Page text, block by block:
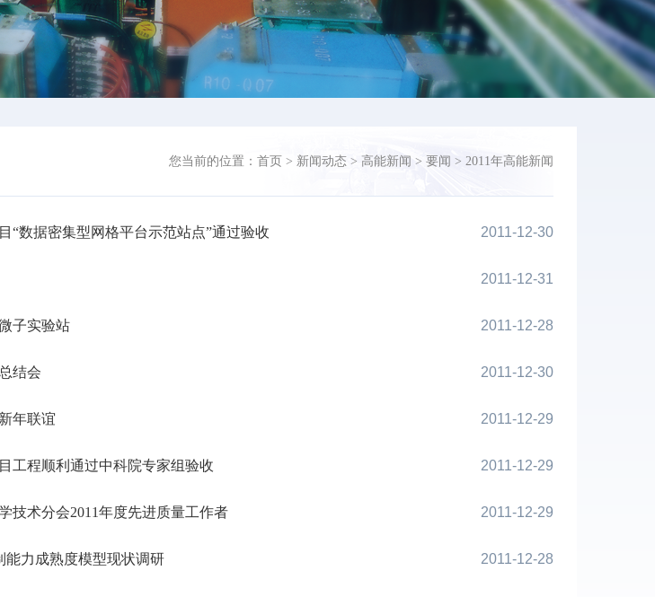
您当前的位置： 首页 > 新闻动态 > 高能新闻 > 要闻 > 2011年高能新闻
“数据密集型网格平台示范站点”通过验收 2011-12-30
2011-12-31
子实验站 2011-12-28
结会 2011-12-30
年联谊 2011-12-29
工程顺利通过中科院专家组验收 2011-12-29
技术分会2011年度先进质量工作者 2011-12-29
能力成熟度模型现状调研 2011-12-28